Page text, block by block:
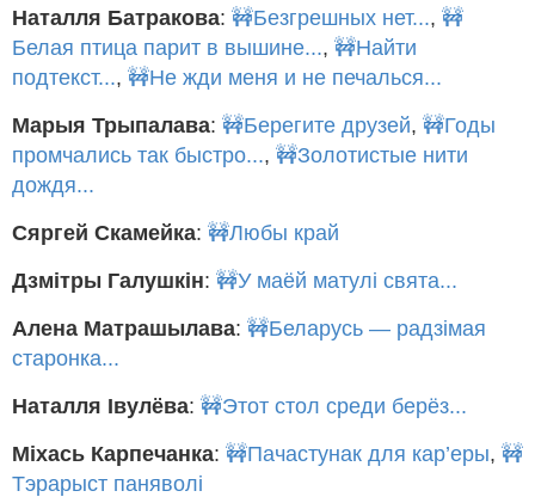
Наталля Батракова: 🚧Безгрешных нет..., 🚧
Белая птица парит в вышине..., 🚧Найти
подтекст..., 🚧Не жди меня и не печалься...
Марыя Трыпалава: 🚧Берегите друзей, 🚧Годы
промчались так быстро..., 🚧Золотистые нити
дождя...
Сяргей Скамейка: 🚧Любы край
Дзмітры Галушкін: 🚧У маёй матулі свята...
Алена Матрашылава: 🚧Беларусь — радзімая
старонка...
Наталля Івулёва: 🚧Этот стол среди берёз...
Міхась Карпечанка: 🚧Пачастунак для кар’еры, 🚧
Тэрарыст паняволі